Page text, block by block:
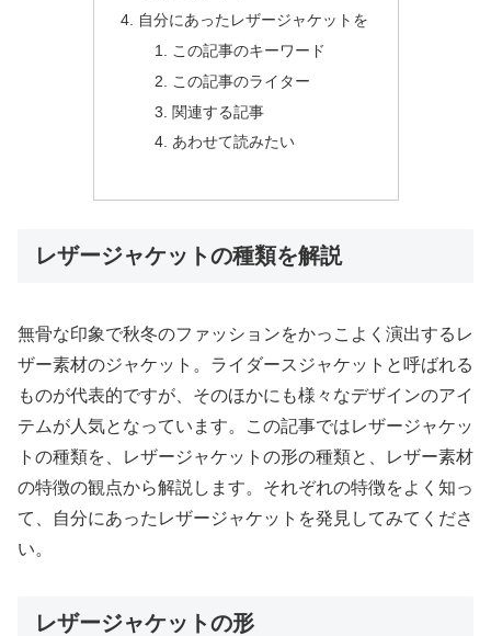
自分にあったレザージャケットを
この記事のキーワード
この記事のライター
関連する記事
あわせて読みたい
レザージャケットの種類を解説
無骨な印象で秋冬のファッションをかっこよく演出するレ
ザー素材のジャケット。ライダースジャケットと呼ばれる
ものが代表的ですが、そのほかにも様々なデザインのアイ
テムが人気となっています。この記事ではレザージャケッ
トの種類を、レザージャケットの形の種類と、レザー素材
の特徴の観点から解説します。それぞれの特徴をよく知っ
て、自分にあったレザージャケットを発見してみてくださ
い。
レザージャケットの形